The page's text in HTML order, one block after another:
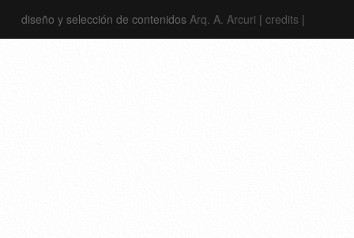
diseño y selección de contenidos Arq. A. Arcuri | credits |